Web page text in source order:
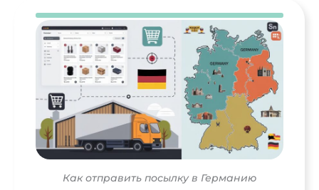
Как отправить посылку в Германию